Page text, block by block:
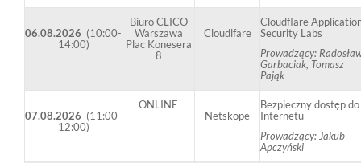
06.08.2026 (10:00-
14:00)
Biuro CLICO
Warszawa
Plac Konesera
8
Cloudlfare
Cloudflare
Security Labs
Prowadzący:
Garbaciak, Tomasz
Pająk
07.08.2026 (11:00-
12:00)
ONLINE
Netskope
Bezpieczny dostęp do
Internetu
Prowadzący: Jakub
Apczyński